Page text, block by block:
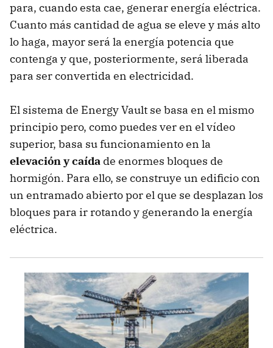
para, cuando esta cae, generar energía eléctrica.
Cuanto más cantidad de agua se eleve y más alto
lo haga, mayor será la energía potencia que
contenga y que, posteriormente, será liberada
para ser convertida en electricidad.
El sistema de Energy Vault se basa en el mismo
principio pero, como puedes ver en el vídeo
superior, basa su funcionamiento en la
elevación y caída de enormes bloques de
hormigón. Para ello, se construye un edificio con
un entramado abierto por el que se desplazan los
bloques para ir rotando y generando la energía
eléctrica.